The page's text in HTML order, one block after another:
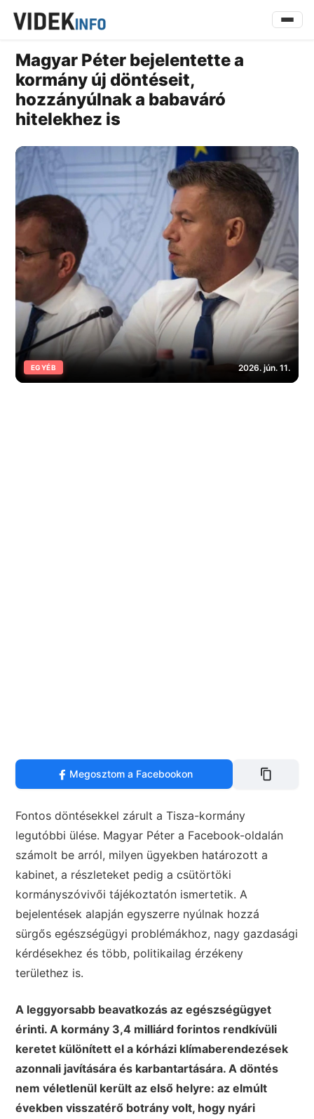
Magyar Péter bejelentette a
kormány új döntéseit,
hozzányúlnak a babaváró
hitelekhez is
EGYÉB 2026. jún. 11.
Megosztom a Facebookon
Fontos döntésekkel zárult a Tisza-kormány
legutóbbi ülése. Magyar Péter a Facebook-oldalán
számolt be arról, milyen ügyekben határozott a
kabinet, a részleteket pedig a csütörtöki
kormányszóvivői tájékoztatón ismertetik. A
bejelentések alapján egyszerre nyúlnak hozzá
sürgős egészségügyi problémákhoz, nagy gazdasági
kérdésekhez és több, politikailag érzékeny
területhez is.
A leggyorsabb beavatkozás az egészségügyet
érinti. A kormány 3,4 milliárd forintos rendkívüli
keretet különített el a kórházi klímaberendezések
azonnali javítására és karbantartására. A döntés
nem véletlenül került az első helyre: az elmúlt
években visszatérő botrány volt, hogy nyári